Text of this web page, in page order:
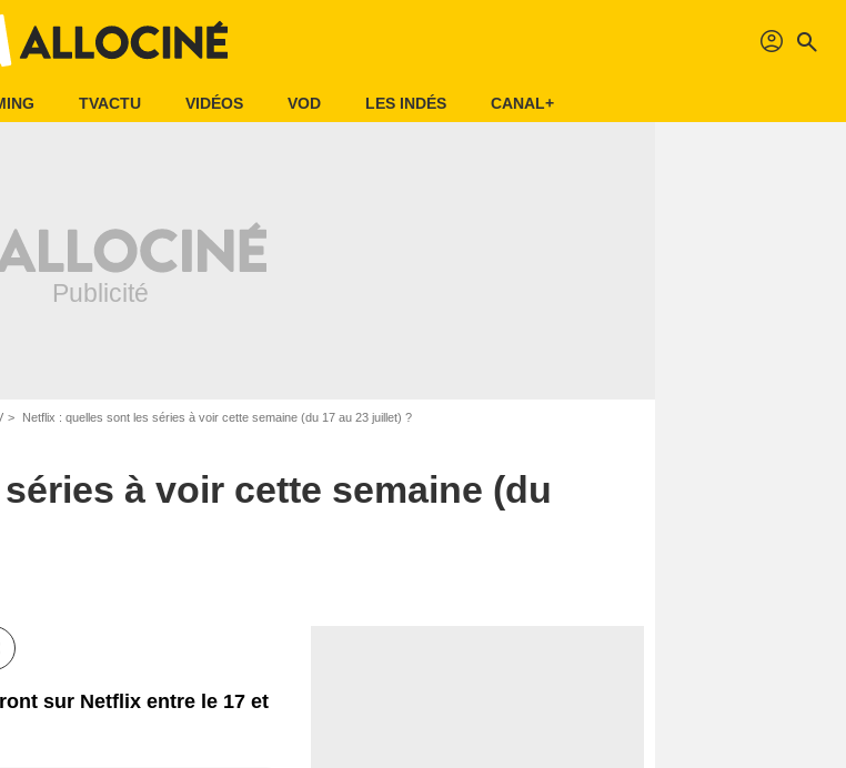
profil search
TVACTU VIDÉOS VOD LES INDÉS CANAL+
Netflix : quelles sont les séries à voir cette semaine (du 17 au 23 juillet) ?
à voir cette semaine (du
cet article
sur Netflix entre le 17 et